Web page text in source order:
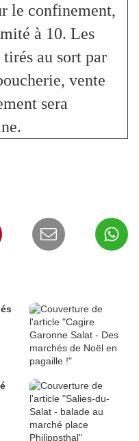
le confinement,
à 10. Les
au sort par
vente
sera